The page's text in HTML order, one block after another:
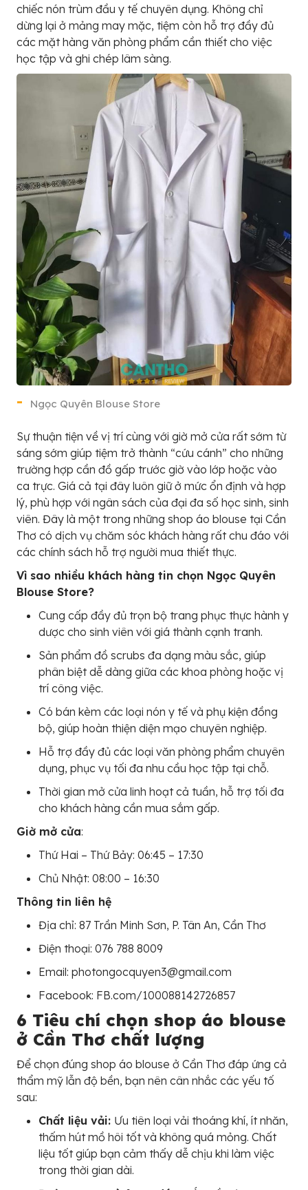
chiếc nón trùm đầu y tế chuyên dụng. Không chỉ
dừng lại ở mảng may mặc, tiệm còn hỗ trợ đầy đủ
các mặt hàng văn phòng phẩm cần thiết cho việc
học tập và ghi chép lâm sàng.
Ngọc Quyên Blouse Store
Sự thuận tiện về vị trí cùng với giờ mở cửa rất sớm từ
sáng sớm giúp tiệm trở thành “cứu cánh” cho những
trường hợp cần đồ gấp trước giờ vào lớp hoặc vào
ca trực. Giá cả tại đây luôn giữ ở mức ổn định và hợp
lý, phù hợp với ngân sách của đại đa số học sinh, sinh
viên. Đây là một trong những shop áo blouse tại Cần
Thơ có dịch vụ chăm sóc khách hàng rất chu đáo với
các chính sách hỗ trợ người mua thiết thực.
Vì sao nhiều khách hàng tin chọn Ngọc Quyên
Blouse Store?
Cung cấp đầy đủ trọn bộ trang phục thực hành y
dược cho sinh viên với giá thành cạnh tranh.
Sản phẩm đồ scrubs đa dạng màu sắc, giúp
phân biệt dễ dàng giữa các khoa phòng hoặc vị
trí công việc.
Có bán kèm các loại nón y tế và phụ kiện đồng
bộ, giúp hoàn thiện diện mạo chuyên nghiệp.
Hỗ trợ đầy đủ các loại văn phòng phẩm chuyên
dụng, phục vụ tối đa nhu cầu học tập tại chỗ.
Thời gian mở cửa linh hoạt cả tuần, hỗ trợ tối đa
cho khách hàng cần mua sắm gấp.
Giờ mở cửa:
Thứ Hai – Thứ Bảy: 06:45 – 17:30
Chủ Nhật: 08:00 – 16:30
Thông tin liên hệ
Địa chỉ: 87 Trần Minh Sơn, P. Tân An, Cần Thơ
Điện thoại: 076 788 8009
Email: photongocquyen3@gmail.com
Facebook: FB.com/100088142726857
6 Tiêu chí chọn shop áo blouse
ở Cần Thơ chất lượng
Để chọn đúng shop áo blouse ở Cần Thơ đáp ứng cả
thẩm mỹ lẫn độ bền, bạn nên cân nhắc các yếu tố
sau:
Chất liệu vải: Ưu tiên loại vải thoáng khí, ít nhăn,
thấm hút mồ hôi tốt và không quá mỏng. Chất
liệu tốt giúp bạn cảm thấy dễ chịu khi làm việc
trong thời gian dài.